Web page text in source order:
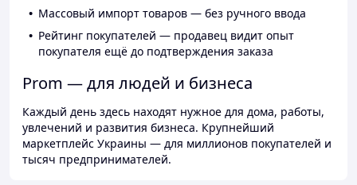
Массовый импорт товаров — без ручного ввода
Рейтинг покупателей — продавец видит опыт
покупателя ещё до подтверждения заказа
Prom — для людей и бизнеса
Каждый день здесь находят нужное для дома, работы,
увлечений и развития бизнеса. Крупнейший
маркетплейс Украины — для миллионов покупателей и
тысяч предпринимателей.